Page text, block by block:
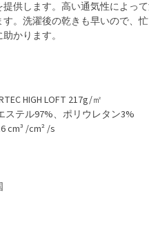
供します。高い通気性によっ
す。洗濯後の乾きも早いので、
かります。
HIGH LOFT 217g/㎡
ステル97%、ポリウレタン3%
cm³ /cm² /s